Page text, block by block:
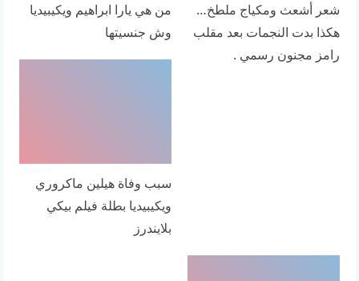
شعر أشعث ومكياج ملطخ…
هكذا بدت النجمات بعد مقلب
رامز مجنون رسمي .
من هي يارا ابراهيم ويكيبيديا
وش جنسيتها
سبب وفاة هيلين ماكروري
ويكيبيديا بطلة فيلم بيكي
بلايندرز